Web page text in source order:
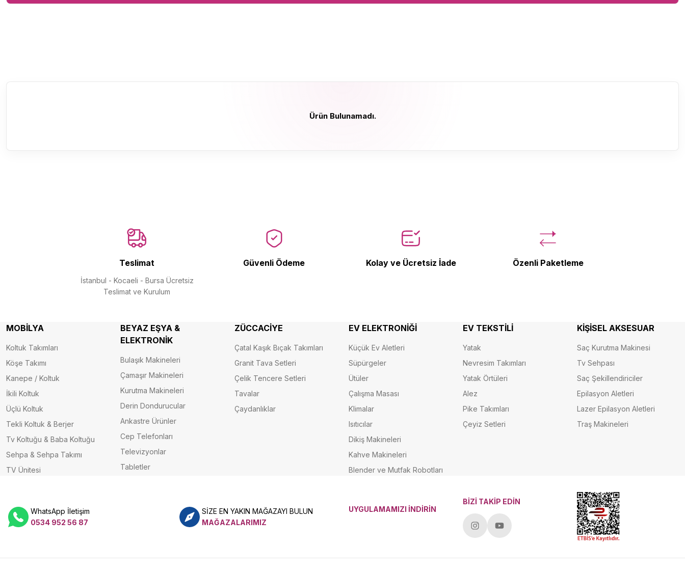
Ürün Bulunamadı.
Teslimat
İstanbul - Kocaeli - Bursa Ücretsiz
Teslimat ve Kurulum
Güvenli Ödeme Kolay ve Ücretsiz İade Özenli Paketleme
MOBİLYA
Koltuk Takımları
Köşe Takımı
Kanepe / Koltuk
İkili Koltuk
Üçlü Koltuk
Tekli Koltuk & Berjer
Tv Koltuğu & Baba Koltuğu
Sehpa & Sehpa Takımı
TV Ünitesi
BEYAZ EŞYA &
ELEKTRONİK
Bulaşık Makineleri
Çamaşır Makineleri
Kurutma Makineleri
Derin Dondurucular
Ankastre Ürünler
Cep Telefonları
Televizyonlar
Tabletler
ZÜCCACİYE
Çatal Kaşık Bıçak Takımları
Granit Tava Setleri
Çelik Tencere Setleri
Tavalar
Çaydanlıklar
EV ELEKTRONİĞİ
Küçük Ev Aletleri
Süpürgeler
Ütüler
Çalışma Masası
Klimalar
Isıtıcılar
Dikiş Makineleri
Kahve Makineleri
Blender ve Mutfak Robotları
EV TEKSTİLİ
Yatak
Nevresim Takımları
Yatak Örtüleri
Alez
Pike Takımları
Çeyiz Setleri
KİŞİSEL AKSESUAR
Saç Kurutma Makinesi
Tv Sehpası
Saç Şekillendiriciler
Epilasyon Aletleri
Lazer Epilasyon Aletleri
Traş Makineleri
WhatsApp İletişim
0534 952 56 87
SİZE EN YAKIN MAĞAZAYI BULUN
MAĞAZALARIMIZ
UYGULAMAMIZI İNDİRİN
BİZİ TAKİP EDİN